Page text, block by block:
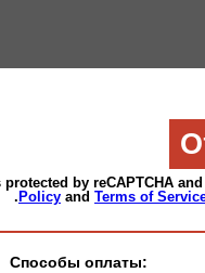
by reCAPTCHA
Policy and Terms of
Способы оплаты: